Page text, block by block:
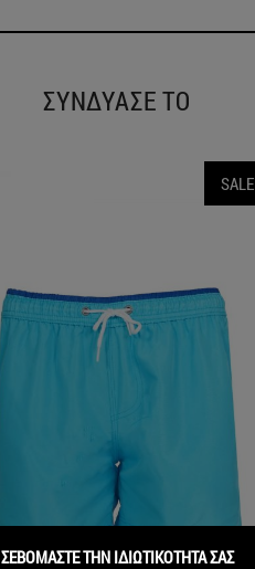
ΣΥΝΔΥΑΣΕ ΤΟ
SALE
ΣΕΒΟΜΑΣΤΕ ΤΗΝ ΙΔΙΩΤΙΚΟΤΗΤΑ ΣΑΣ